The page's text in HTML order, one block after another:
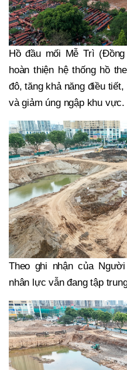
Hồ đầu mối Mễ Trì
hoàn thiện hệ thống hồ
đô, tăng khả năng điều
và giảm úng ngập khu vực.
Theo ghi nhận của
nhân lực vẫn đang tập